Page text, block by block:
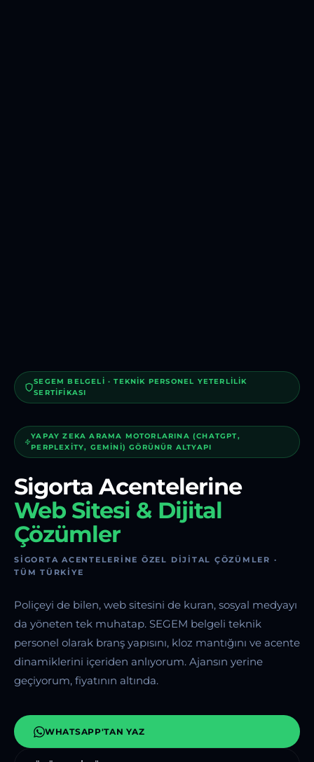
SEGEM BELGELI · TEKNIK PERSONEL YETERLILIK
SERTIFIKASI
YAPAY ZEKA ARAMA MOTORLARINA (CHATGPT,
PERPLEXITY, GEMINI) GÖRÜNÜR ALTYAPI
Sigorta Acentelerine
Web Sitesi & Dijital
Çözümler
SIGORTA ACENTELERINE ÖZEL DIJITAL ÇÖZÜMLER ·
TÜM TÜRKIYE
Poliçeyi de bilen, web sitesini de kuran, sosyal medyayı
da yöneten tek muhatap. SEGEM belgeli teknik
personel olarak branş yapısını, kloz mantığını ve acente
dinamiklerini içeriden anlıyorum. Ajansın yerine
geçiyorum, fiyatının altında.
WHATSAPP'TAN YAZ